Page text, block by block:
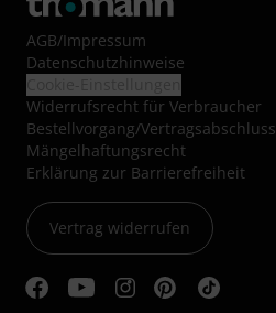
AGB/Impressum
Datenschutzhinweise
Widerrufsrecht für Verbraucher
Bestellvorgang/Vertragsabschluss
Mängelhaftungsrecht
Erklärung zur Barrierefreiheit
Vertrag widerrufen